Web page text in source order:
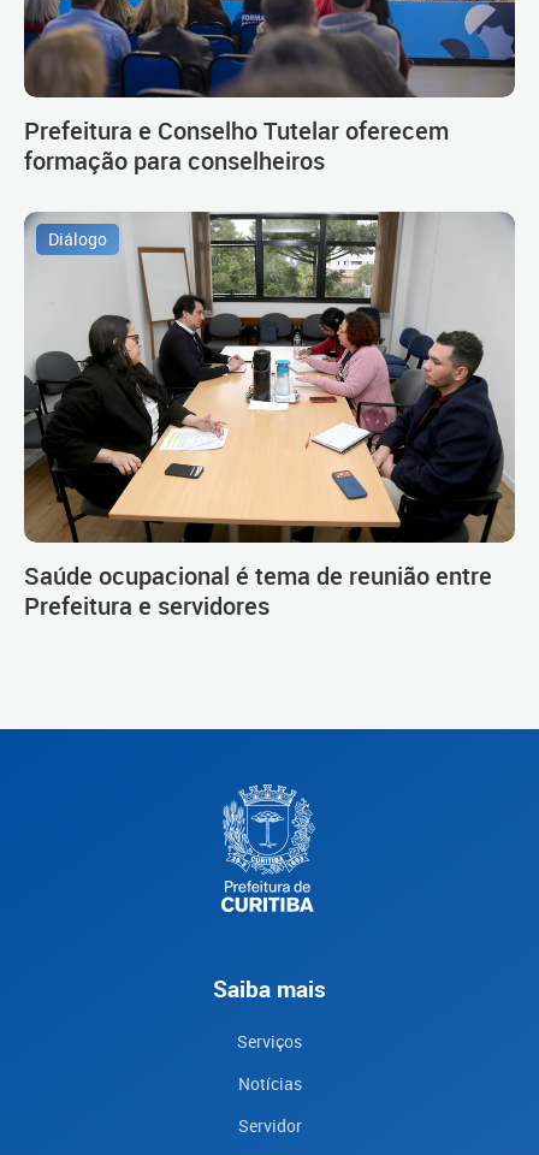
Prefeitura e Conselho Tutelar oferecem
formação para conselheiros
Diálogo
Saúde ocupacional é tema de reunião entre
Prefeitura e servidores
Saiba mais
Serviços
Notícias
Servidor